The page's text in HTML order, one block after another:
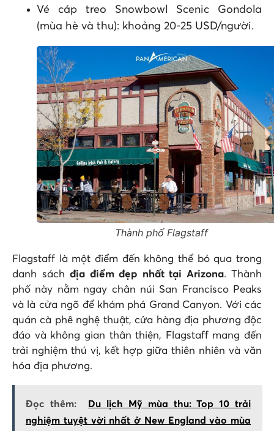
Vé cáp treo Snowbowl Scenic Gondola
(mùa hè và thu): khoảng 20-25 USD/người.
Thành phố Flagstaff
Flagstaff là một điểm đến không thể bỏ qua trong
danh sách địa điểm đẹp nhất tại Arizona. Thành
phố này nằm ngay chân núi San Francisco Peaks
và là cửa ngõ để khám phá Grand Canyon. Với các
quán cà phê nghệ thuật, cửa hàng địa phương độc
đáo và không gian thân thiện, Flagstaff mang đến
trải nghiệm thú vị, kết hợp giữa thiên nhiên và văn
hóa địa phương.
Đọc thêm:
Du lịch Mỹ mùa thu: Top 10 trải
nghiệm tuyệt vời nhất ở New England vào mùa